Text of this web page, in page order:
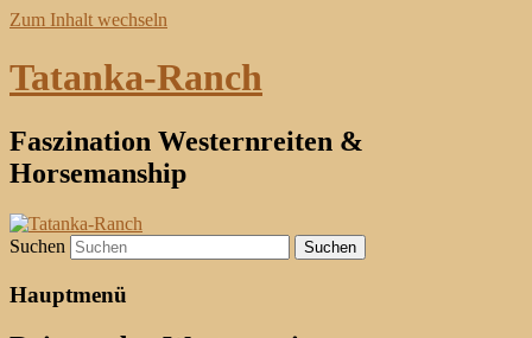
Zum Inhalt wechseln
Tatanka-Ranch
Faszination Westernreiten &
Horsemanship
Suchen
Hauptmenü